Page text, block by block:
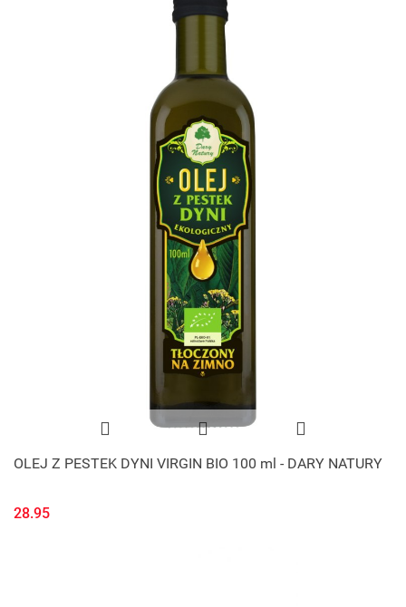
OLEJ Z PESTEK DYNI VIRGIN BIO 100 ml - DARY NATURY
28.95